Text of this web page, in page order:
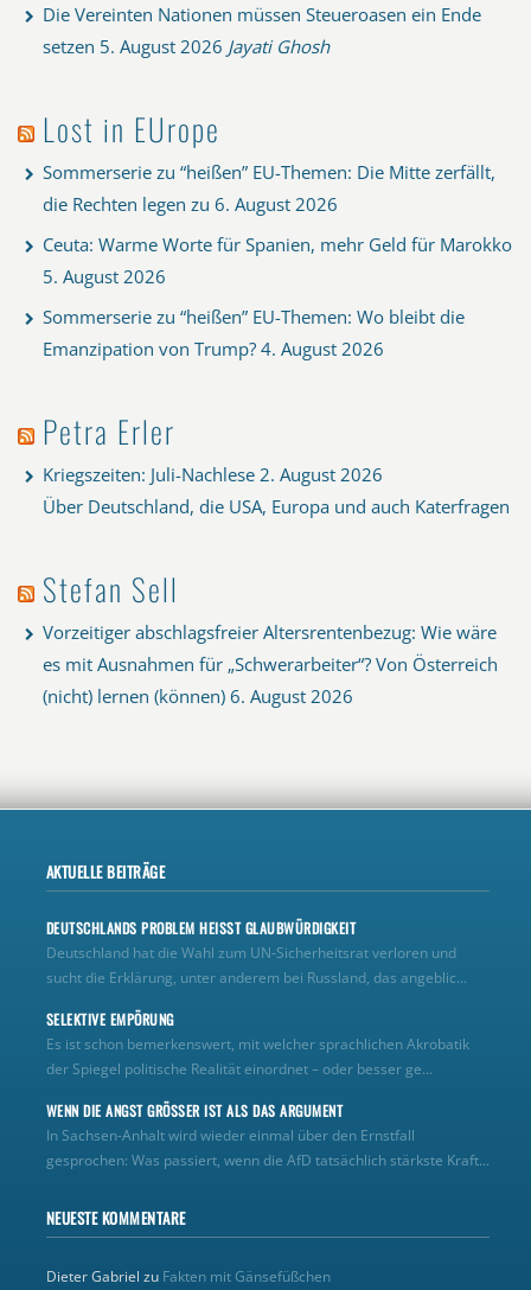
Die Vereinten Nationen müssen Steueroasen ein Ende
setzen 5. August 2026 Jayati Ghosh
Lost in EUrope
Sommerserie zu “heißen” EU-Themen: Die Mitte zerfällt,
die Rechten legen zu 6. August 2026
Ceuta: Warme Worte für Spanien, mehr Geld für Marokko
5. August 2026
Sommerserie zu “heißen” EU-Themen: Wo bleibt die
Emanzipation von Trump? 4. August 2026
Petra Erler
Kriegszeiten: Juli-Nachlese 2. August 2026
Über Deutschland, die USA, Europa und auch Katerfragen
Stefan Sell
Vorzeitiger abschlagsfreier Altersrentenbezug: Wie wäre
es mit Ausnahmen für „Schwerarbeiter“? Von Österreich
(nicht) lernen (können) 6. August 2026
AKTUELLE BEITRÄGE
DEUTSCHLANDS PROBLEM HEISST GLAUBWÜRDIGKEIT
Deutschland hat die Wahl zum UN‑Sicherheitsrat verloren und
sucht die Erklärung, unter anderem bei Russland, das angeblic...
SELEKTIVE EMPÖRUNG
Es ist schon bemerkenswert, mit welcher sprachlichen Akrobatik
der Spiegel politische Realität einordnet – oder besser ge...
WENN DIE ANGST GRÖSSER IST ALS DAS ARGUMENT
In Sachsen-Anhalt wird wieder einmal über den Ernstfall
gesprochen: Was passiert, wenn die AfD tatsächlich stärkste Kraft...
NEUESTE KOMMENTARE
Dieter Gabriel zu Fakten mit Gänsefüßchen